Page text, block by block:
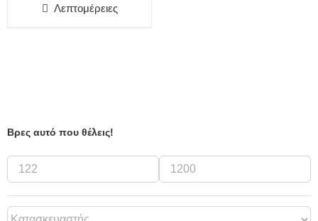
Λεπτομέρειες
Βρες αυτό που θέλεις!